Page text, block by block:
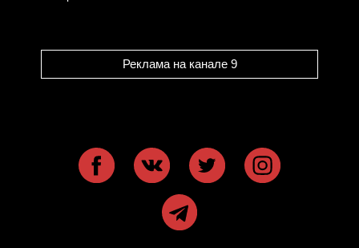
Реклама на канале 9